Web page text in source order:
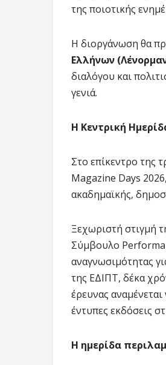
της ποιοτικής
Η διοργάνωση θα
Ελλήνων
διαλόγου και
γενιά.
Η Κεντρική
Στο επίκεντρο της
Magazine Days
ακαδημαϊκής,
Ξεχωριστή στιγμή
Σύμβουλο
αναγνωσιμότητας
της ΕΔΙΠΤ, δέκα
έρευνας
έντυπες εκδόσεις
Η ημερίδα